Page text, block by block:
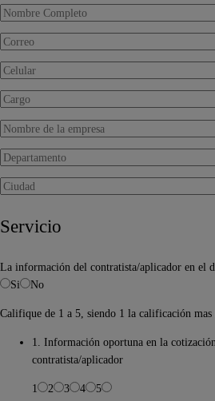
Servicio
La información del contratista/aplicador en el
Si
No
Califique de 1 a 5, siendo 1 la calificación mas
1. Información oportuna en la
contratista/aplicador
1 2 3 4 5